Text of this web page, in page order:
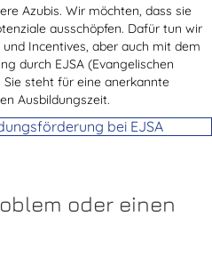
Azubis. Wir möchten, dass sie
ausschöpfen. Dafür tun wir
Incentives, aber auch mit dem
durch EJSA (Evangelischen
steht für eine anerkannte
Ausbildungszeit.
bei EJSA
oder einen